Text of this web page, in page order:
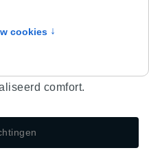
opties – 1D
comfort.